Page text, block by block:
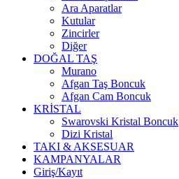
Ara Aparatlar
Kutular
Zincirler
Diğer
DOĞAL TAŞ
Murano
Afgan Taş Boncuk
Afgan Cam Boncuk
KRİSTAL
Swarovski Kristal Boncuk
Dizi Kristal
TAKI & AKSESUAR
KAMPANYALAR
Giriş/Kayıt